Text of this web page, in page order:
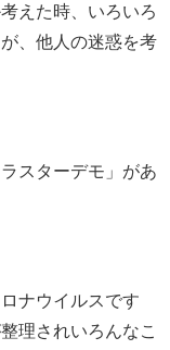
えた時、いろいろ
、他人の迷惑を考
スターデモ」があ
ナウイルスです
理されいろんなこ